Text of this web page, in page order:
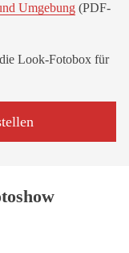
Umgebung (PDF-
Look-Fotobox für